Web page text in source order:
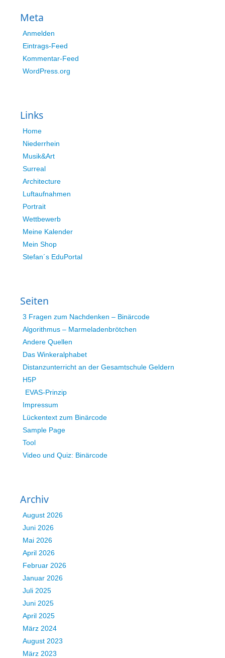
Meta
Anmelden
Eintrags-Feed
Kommentar-Feed
WordPress.org
Links
Home
Niederrhein
Musik&Art
Surreal
Architecture
Luftaufnahmen
Portrait
Wettbewerb
Meine Kalender
Mein Shop
Stefan´s EduPortal
Seiten
3 Fragen zum Nachdenken – Binärcode
Algorithmus – Marmeladenbrötchen
Andere Quellen
Das Winkeralphabet
Distanzunterricht an der Gesamtschule Geldern
H5P
EVAS-Prinzip
Impressum
Lückentext zum Binärcode
Sample Page
Tool
Video und Quiz: Binärcode
Archiv
August 2026
Juni 2026
Mai 2026
April 2026
Februar 2026
Januar 2026
Juli 2025
Juni 2025
April 2025
März 2024
August 2023
März 2023